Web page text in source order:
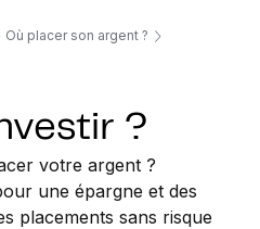
Où placer son argent ?
?
votre argent ?
une épargne et des
placements sans risque